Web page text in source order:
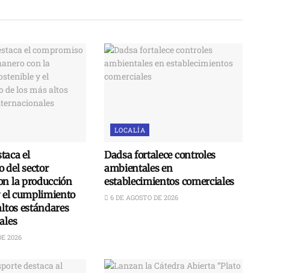
el
del sector
la producción
el cumplimiento
estándares
2026
LOCALÍA
Dadsa fortalece controles
ambientales en
establecimientos comerciales
6 DE AGOSTO DE 2026